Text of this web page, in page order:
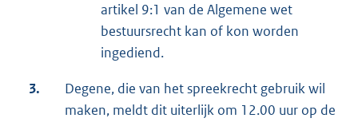
artikel 9:1 van de Algemene wet
bestuursrecht kan of kon worden
ingediend.
3.
Degene, die van het spreekrecht gebruik wil
maken, meldt dit uiterlijk om 12.00 uur op de